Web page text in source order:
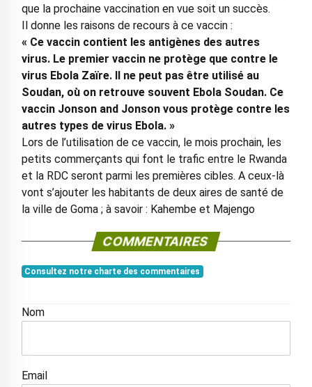
que la prochaine vaccination en vue soit un succès.
Il donne les raisons de recours à ce vaccin :
« Ce vaccin contient les antigènes des autres
virus. Le premier vaccin ne protège que contre le
virus Ebola Zaïre. Il ne peut pas être utilisé au
Soudan, où on retrouve souvent Ebola Soudan. Ce
vaccin Jonson and Jonson vous protège contre les
autres types de virus Ebola. »
Lors de l’utilisation de ce vaccin, le mois prochain, les
petits commerçants qui font le trafic entre le Rwanda
et la RDC seront parmi les premières cibles. A ceux-là
vont s’ajouter les habitants de deux aires de santé de
la ville de Goma ; à savoir : Kahembe et Majengo
COMMENTAIRES
Consultez notre charte des commentaires
Nom
Email